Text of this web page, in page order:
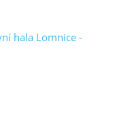
hala Lomnice -